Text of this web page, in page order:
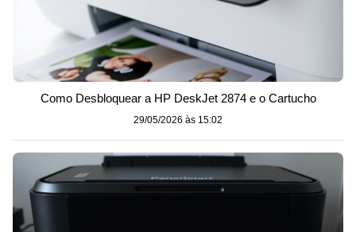
Como Desbloquear a HP DeskJet 2874 e o Cartucho
29/05/2026 às 15:02